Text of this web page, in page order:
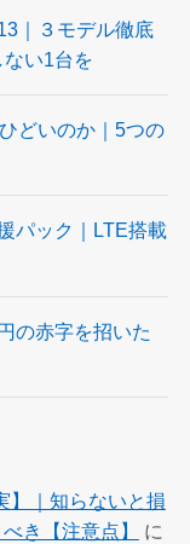
｜３モデル徹底
い1台を
どいのか｜5つの
パック｜LTE搭載
の赤字を招いた
】｜知らないと損
き【注意点】
に